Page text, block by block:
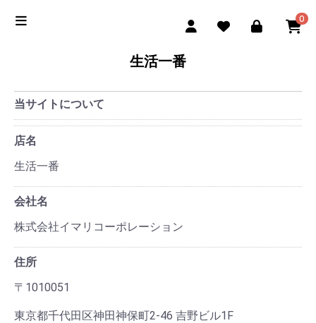
0
生活一番
当サイトについて
店名
生活一番
会社名
株式会社イマリコーポレーション
住所
〒1010051
東京都千代田区神田神保町2-46 吉野ビル1F